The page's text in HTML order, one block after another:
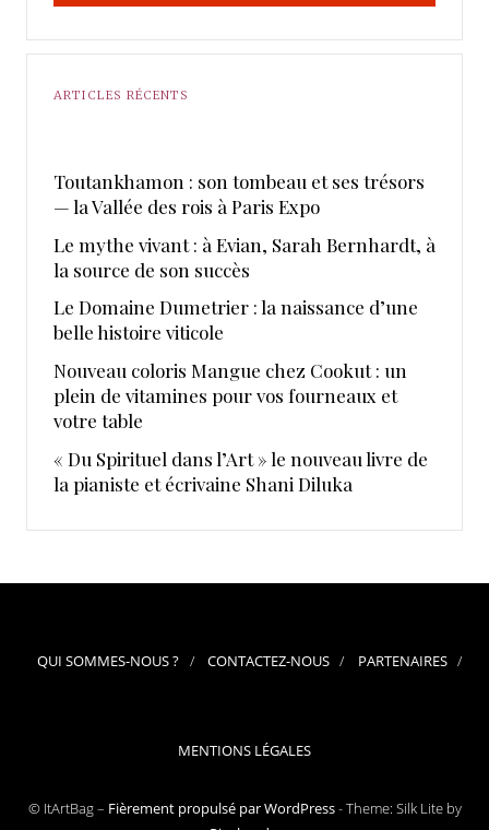
ARTICLES RÉCENTS
Toutankhamon : son tombeau et ses trésors
— la Vallée des rois à Paris Expo
Le mythe vivant : à Evian, Sarah Bernhardt, à
la source de son succès
Le Domaine Dumetrier : la naissance d’une
belle histoire viticole
Nouveau coloris Mangue chez Cookut : un
plein de vitamines pour vos fourneaux et
votre table
« Du Spirituel dans l’Art » le nouveau livre de
la pianiste et écrivaine Shani Diluka
QUI SOMMES-NOUS ? CONTACTEZ-NOUS PARTENAIRES
MENTIONS LÉGALES
© ItArtBag – Fièrement propulsé par WordPress-Theme: Silk Lite by